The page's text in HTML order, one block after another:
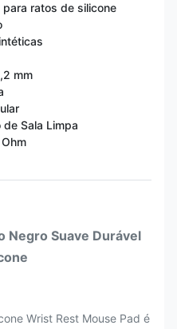
ratos de silicone
mm
de Sala Limpa
Negro Suave Durável
Wrist Rest Mouse Pad é